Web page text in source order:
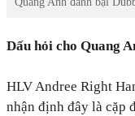
Dấu hỏi cho Quang
HLV Andree Right
nhận định đây là cặp